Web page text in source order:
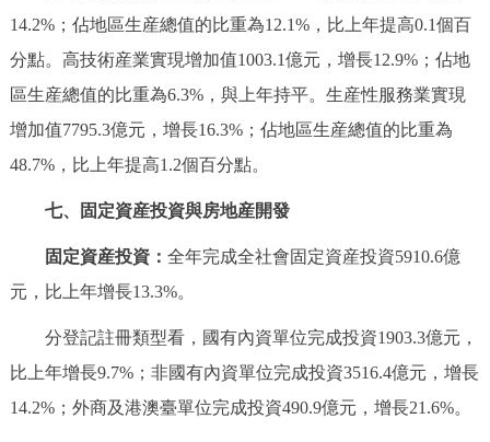
14.2%；佔地區生産總值的比重為12.1%，比上年提高0.1個百
分點。高技術産業實現增加值1003.1億元，增長12.9%；佔地
區生産總值的比重為6.3%，與上年持平。生産性服務業實現
增加值7795.3億元，增長16.3%；佔地區生産總值的比重為
48.7%，比上年提高1.2個百分點。
七、固定資産投資與房地産開發
固定資産投資： 全年完成全社會固定資産投資5910.6億
元，比上年增長13.3%。
分登記註冊類型看，國有內資單位完成投資1903.3億元，
比上年增長9.7%；非國有內資單位完成投資3516.4億元，增長
14.2%；外商及港澳臺單位完成投資490.9億元，增長21.6%。